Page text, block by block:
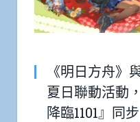
《明日方舟》
夏日聯動活動
降臨1101』同